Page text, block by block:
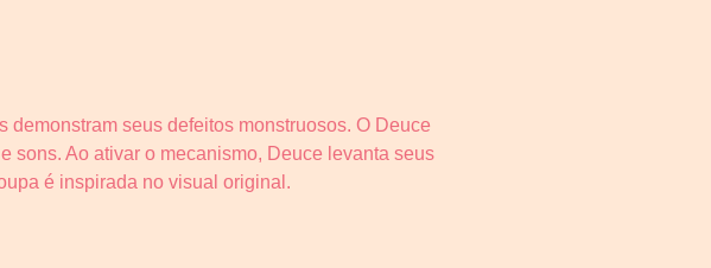
seus defeitos monstruosos. O Deuce
sons. Ao ativar o mecanismo, Deuce levanta seus
é inspirada no visual original.